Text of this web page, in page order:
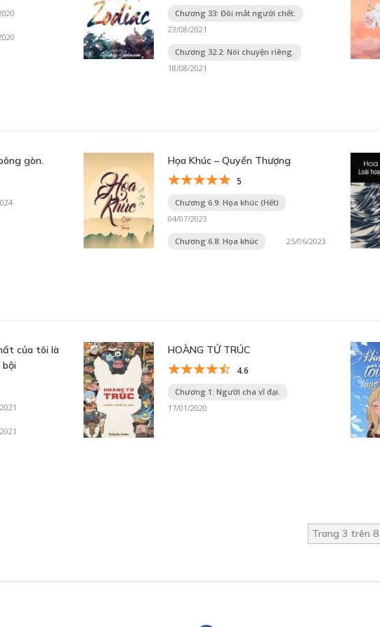
Chương 33: Đôi mắt người chết.
23/08/2021
Chương 32.2: Nói chuyện riêng.
18/08/2021
gòn. Họa Khúc – Quyển Thượng
5
Chương 6.9: Họa khúc (Hết)
04/07/2023
Chương 6.8: Họa khúc 25/06/2023
của tôi là
bội
HOÀNG TỬ TRÚC
4.6
Chương 1: Người cha vĩ đại.
17/01/2020
Trang 3 trên 8